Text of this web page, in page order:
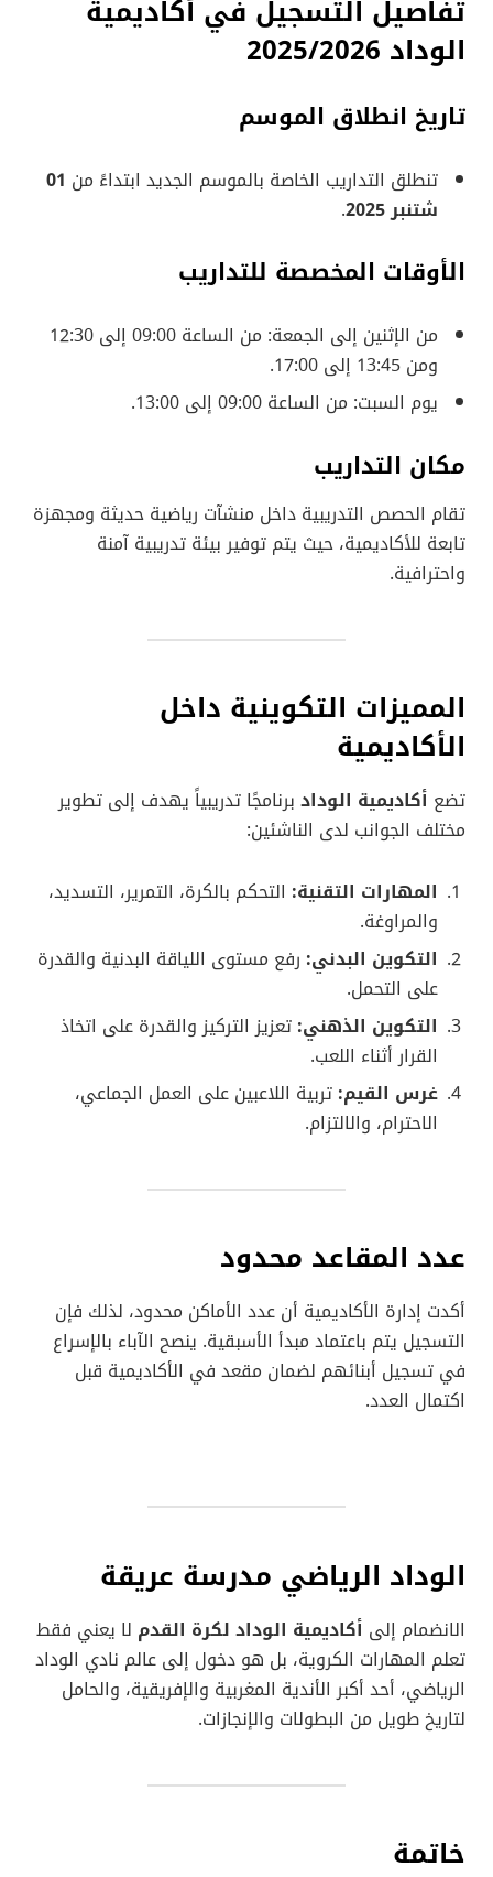
تفاصيل التسجيل في أكاديمية
الوداد 2025/2026
تاريخ انطلاق الموسم
تنطلق التداريب الخاصة بالموسم الجديد ابتداءً من 01
شتنبر 2025
.
الأوقات المخصصة للتداريب
من الإثنين إلى الجمعة: من الساعة 09:00 إلى 12:30
ومن 13:45 إلى 17:00.
يوم السبت: من الساعة 09:00 إلى 13:00.
مكان التداريب
تقام الحصص التدريبية داخل منشآت رياضية حديثة ومجهزة
تابعة للأكاديمية، حيث يتم توفير بيئة تدريبية آمنة
واحترافية.
المميزات التكوينية داخل
الأكاديمية
تضع أكاديمية الوداد برنامجًا تدريبياً يهدف إلى تطوير
مختلف الجوانب لدى الناشئين:
المهارات التقنية: التحكم بالكرة، التمرير، التسديد،
والمراوغة.
التكوين البدني: رفع مستوى اللياقة البدنية والقدرة
على التحمل.
التكوين الذهني: تعزيز التركيز والقدرة على اتخاذ
القرار أثناء اللعب.
غرس القيم: تربية اللاعبين على العمل الجماعي،
الاحترام، والالتزام.
عدد المقاعد محدود
أكدت إدارة الأكاديمية أن عدد الأماكن محدود، لذلك فإن
التسجيل يتم باعتماد مبدأ الأسبقية. ينصح الآباء بالإسراع
في تسجيل أبنائهم لضمان مقعد في الأكاديمية قبل
اكتمال العدد.
الوداد الرياضي مدرسة عريقة
الانضمام إلى أكاديمية الوداد لكرة القدم لا يعني فقط
تعلم المهارات الكروية، بل هو دخول إلى عالم نادي الوداد
الرياضي، أحد أكبر الأندية المغربية والإفريقية، والحامل
لتاريخ طويل من البطولات والإنجازات.
خاتمة